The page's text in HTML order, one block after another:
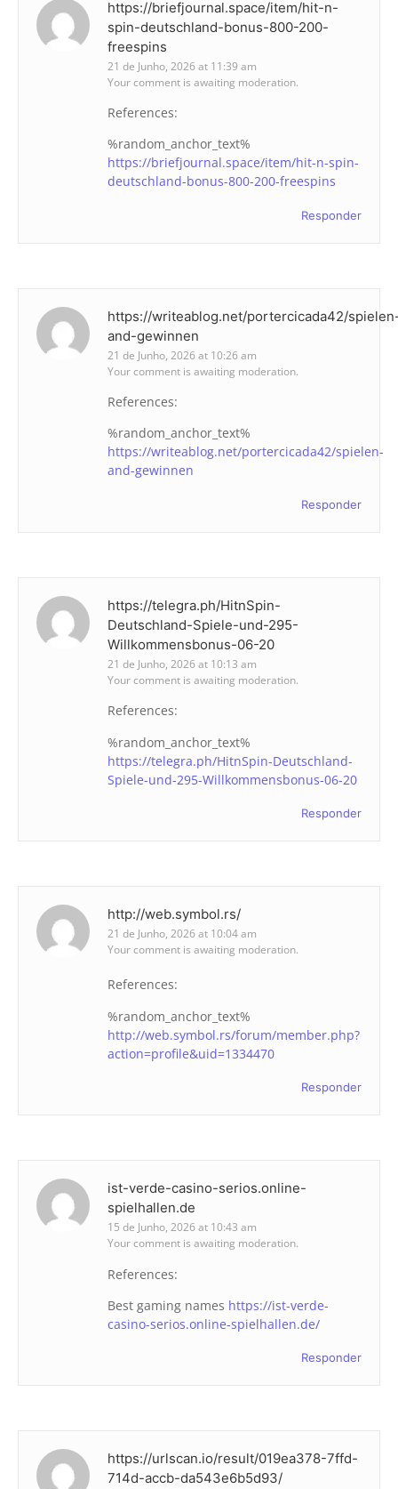
https://briefjournal.space/item/hit-n-
spin-deutschland-bonus-800-200-
freespins
21 de Junho, 2026 at 11:39 am
Your comment is awaiting moderation.
References:
%random_anchor_text%
https://briefjournal.space/item/hit-n-spin-
deutschland-bonus-800-200-freespins
Responder
https://writeablog.net/portercicada42/
and-gewinnen
21 de Junho, 2026 at 10:26 am
Your comment is awaiting moderation.
References:
%random_anchor_text%
https://writeablog.net/portercicada42/spielen-
and-gewinnen
Responder
https://telegra.ph/HitnSpin-
Deutschland-Spiele-und-295-
Willkommensbonus-06-20
21 de Junho, 2026 at 10:13 am
Your comment is awaiting moderation.
References:
%random_anchor_text%
https://telegra.ph/HitnSpin-Deutschland-
Spiele-und-295-Willkommensbonus-06-20
Responder
http://web.symbol.rs/
21 de Junho, 2026 at 10:04 am
Your comment is awaiting moderation.
References:
%random_anchor_text%
http://web.symbol.rs/forum/member.php?
action=profile&uid=1334470
Responder
ist-verde-casino-serios.online-
spielhallen.de
15 de Junho, 2026 at 10:43 am
Your comment is awaiting moderation.
References:
Best gaming names https://ist-verde-
casino-serios.online-spielhallen.de/
Responder
https://urlscan.io/result/019ea378-7ffd-
714d-accb-da543e6b5d93/